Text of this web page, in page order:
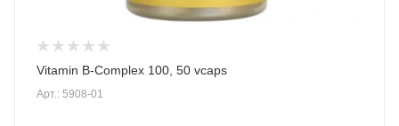
Vitamin B-Complex 100, 50 vcaps
Арт.: 5908-01